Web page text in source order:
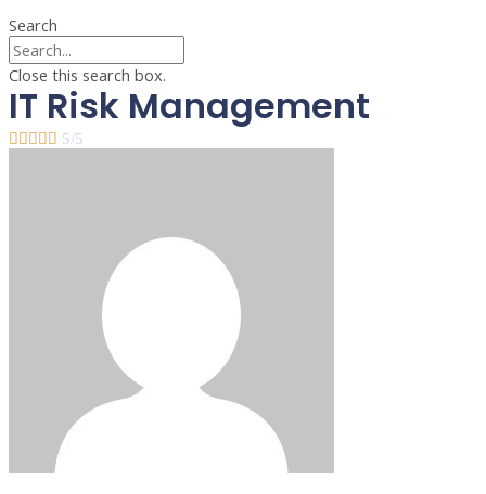
Search
Close this search box.
IT Risk Management
     5/5